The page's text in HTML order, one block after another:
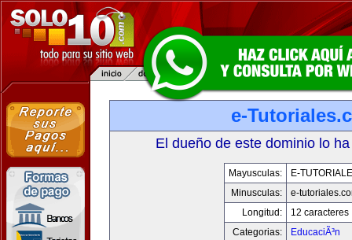
e-
El dueño de este dominio lo
Mayusculas:
E-
Minusculas:
e-
Longitud:
12 caracteres
Categorias:
EducaciÃ³n